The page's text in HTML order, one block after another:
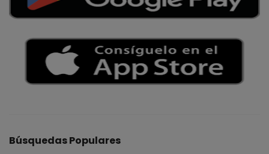
Búsquedas Populares